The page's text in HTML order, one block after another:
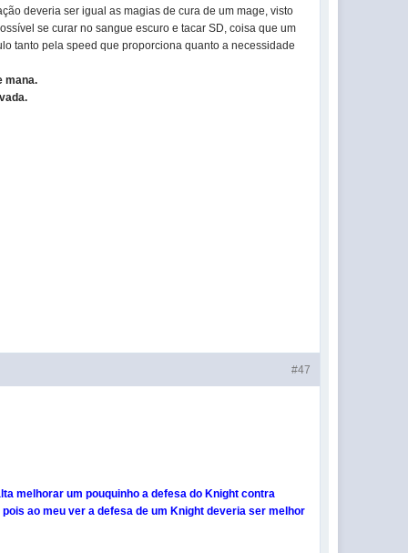
deveria ser igual as magias de cura de um mage, visto
se curar no sangue escuro e tacar SD, coisa que um
tanto pela speed que proporciona quanto a necessidade
mana.
#47
melhorar um pouquinho a defesa do Knight contra
ao meu ver a defesa de um Knight deveria ser melhor